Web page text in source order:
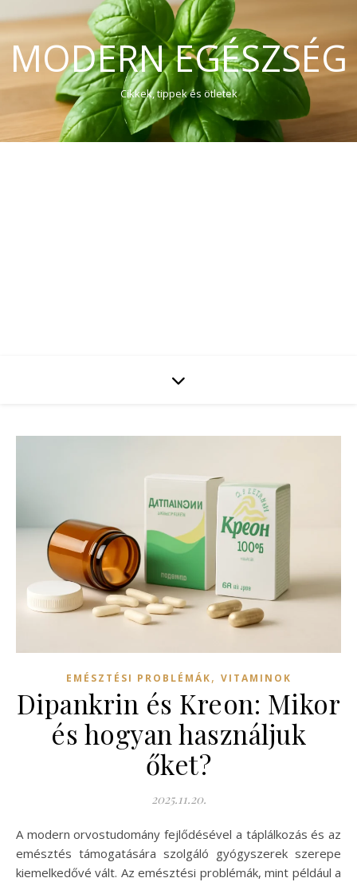
MODERN EGÉSZSÉG
Cikkek, tippek és ötletek
EMÉSZTÉSI PROBLÉMÁK, VITAMINOK
Dipankrin és Kreon: Mikor
és hogyan használjuk
őket?
2025.11.20.
A modern orvostudomány fejlődésével a táplálkozás és az
emésztés támogatására szolgáló gyógyszerek szerepe
kiemelkedővé vált. Az emésztési problémák, mint például a